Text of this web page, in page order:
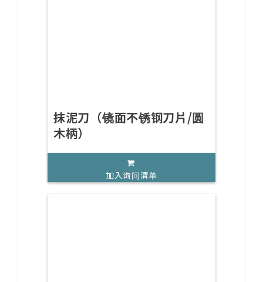
抹泥刀（镜面不锈钢刀片/圆
木柄）
加入询问清单